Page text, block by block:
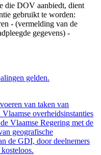
die DOV aanbiedt, dient
gebruikt te worden:
- (vermelding van de
gegevens) -
gelden.
van taken van
overheidsinstanties
Vlaamse Regering met de
geografische
de GDI, door deelnemers